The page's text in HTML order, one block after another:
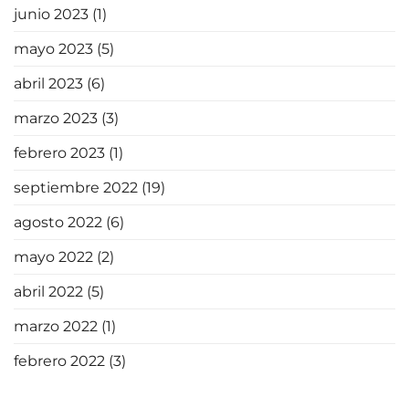
junio 2023 (1)
mayo 2023 (5)
abril 2023 (6)
marzo 2023 (3)
febrero 2023 (1)
septiembre 2022 (19)
agosto 2022 (6)
mayo 2022 (2)
abril 2022 (5)
marzo 2022 (1)
febrero 2022 (3)